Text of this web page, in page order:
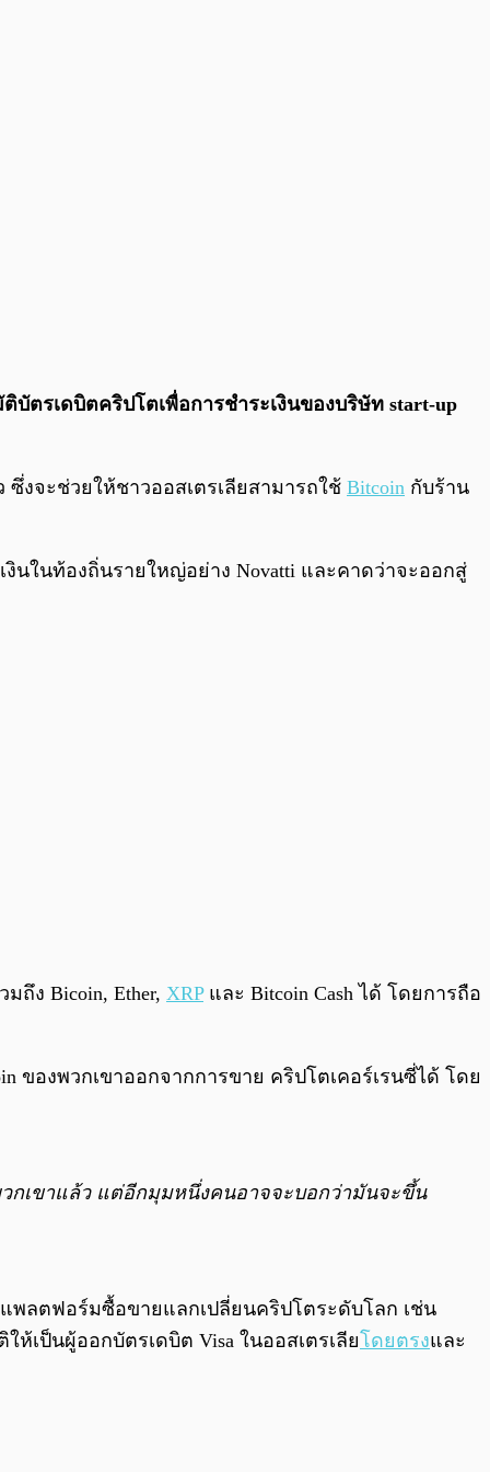
0:00 /
ตรเดบิตคริปโตเพื่อการชำระเงินของบริษัท start-up
งจะช่วยให้ชาวออสเตรเลียสามารถใช้ Bitcoin กับร้าน
งินในท้องถิ่นรายใหญ่อย่าง Novatti และคาดว่าจะออกสู่
ถึง Bicoin, Ether, XRPและ Bitcoin Cash ได้ โดยการถือ
ของพวกเขาออกจากการขาย คริปโตเคอร์เรนซี่ได้ โดย
กเขาแล้ว แต่อีกมุมหนึ่งคนอาจจะบอกว่ามันจะขึ้น
แพลตฟอร์มซื้อขายแลกเปลี่ยนคริปโตระดับโลก เช่น
เป็นผู้ออกบัตรเดบิต Visa ในออสเตรเลียโดยตรงและ